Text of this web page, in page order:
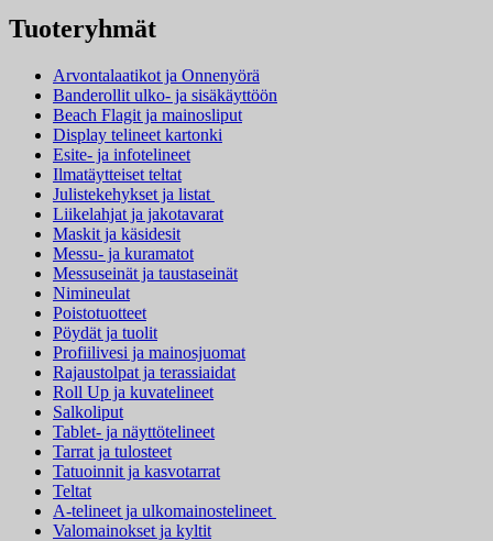
Tuoteryhmät
Arvontalaatikot ja Onnenyörä
Banderollit ulko- ja sisäkäyttöön
Beach Flagit ja mainosliput
Display telineet kartonki
Esite- ja infotelineet
Ilmatäytteiset teltat
Julistekehykset ja listat
Liikelahjat ja jakotavarat
Maskit ja käsidesit
Messu- ja kuramatot
Messuseinät ja taustaseinät
Nimineulat
Poistotuotteet
Pöydät ja tuolit
Profiilivesi ja mainosjuomat
Rajaustolpat ja terassiaidat
Roll Up ja kuvatelineet
Salkoliput
Tablet- ja näyttötelineet
Tarrat ja tulosteet
Tatuoinnit ja kasvotarrat
Teltat
A-telineet ja ulkomainostelineet
Valomainokset ja kyltit